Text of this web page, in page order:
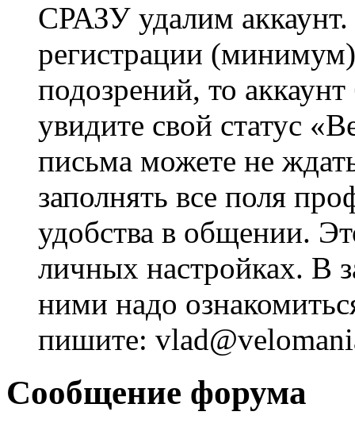
СРАЗУ удалим
регистрации
подозрений, то
увидите свой статус
письма можете не
заполнять все поля
удобства в общении.
личных настройках. В
ними надо
пишите:
Сообщение форума